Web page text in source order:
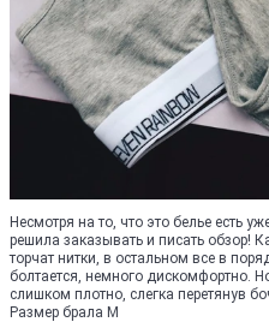
Несмотря на то, что это белье есть
решила заказывать и писать обзор!
торчат нитки, в остальном все в
болтается, немного дискомфортно.
слишком плотно, слегка перетянув
Размер брала M